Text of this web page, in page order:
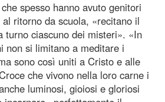
spesso hanno avuto genitori
ritorno da scuola, «recitano il
turno ciascuno dei misteri». «In
non si limitano a meditare i
sono così uniti a Cristo e alle
che vivono nella loro carne i
luminosi, gioiosi e gloriosi